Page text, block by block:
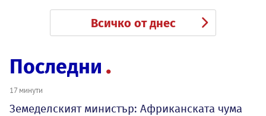
Всичко от днес
Последни
17 минути
Земеделският министър: Африканската чума